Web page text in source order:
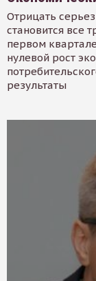
Отрицать
становится все
первом
нулевой рост
результаты